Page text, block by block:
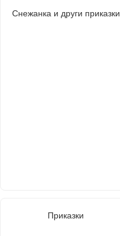
Снежанка и други приказки
Приказки